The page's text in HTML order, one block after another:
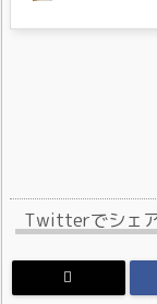
Twitterでシェア